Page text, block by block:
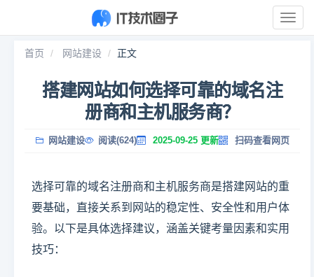
展
开
首页 网站建设 正文
搭建网站如何选择可靠的域名注
册商和主机服务商？
网站建设 阅读(624) 2025-09-25 更新 扫码查看网页
选择可靠的域名注册商和主机服务商是搭建网站的重
要基础，直接关系到网站的稳定性、安全性和用户体
验。以下是具体选择建议，涵盖关键考量因素和实用
技巧：